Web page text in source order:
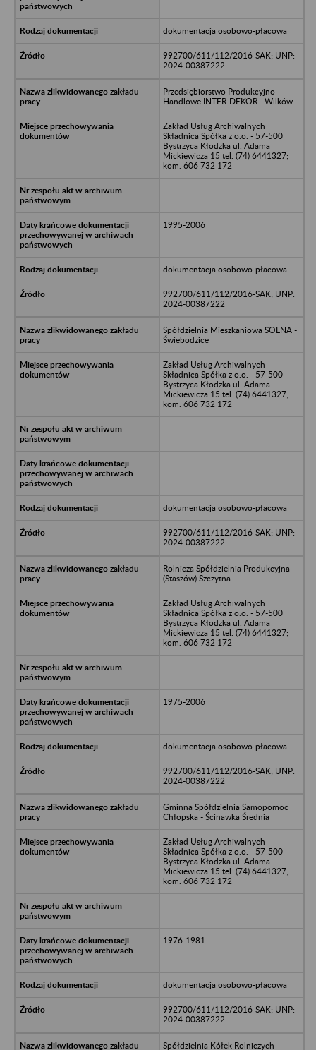
dokumentacja osobowo-płacowa
992700/611/112/2016-SAK; UNP:
2024-00387222
Przedsiębiorstwo Produkcyjno-
Handlowe INTER-DEKOR - Wilków
Zakład Usług Archiwalnych
Składnica Spółka z o.o. - 57-500
Bystrzyca Kłodzka ul. Adama
Mickiewicza 15 tel. (74) 6441327;
kom. 606 732 172
1995-2006
dokumentacja osobowo-płacowa
992700/611/112/2016-SAK; UNP:
2024-00387222
Spółdzielnia Mieszkaniowa SOLNA -
Świebodzice
Zakład Usług Archiwalnych
Składnica Spółka z o.o. - 57-500
Bystrzyca Kłodzka ul. Adama
Mickiewicza 15 tel. (74) 6441327;
kom. 606 732 172
dokumentacja osobowo-płacowa
992700/611/112/2016-SAK; UNP:
2024-00387222
Rolnicza Spółdzielnia Produkcyjna
(Staszów) Szczytna
Zakład Usług Archiwalnych
Składnica Spółka z o.o. - 57-500
Bystrzyca Kłodzka ul. Adama
Mickiewicza 15 tel. (74) 6441327;
kom. 606 732 172
1975-2006
dokumentacja osobowo-płacowa
992700/611/112/2016-SAK; UNP:
2024-00387222
Gminna Spółdzielnia Samopomoc
Chłopska - Ścinawka Średnia
Zakład Usług Archiwalnych
Składnica Spółka z o.o. - 57-500
Bystrzyca Kłodzka ul. Adama
Mickiewicza 15 tel. (74) 6441327;
kom. 606 732 172
1976-1981
dokumentacja osobowo-płacowa
992700/611/112/2016-SAK; UNP:
2024-00387222
Spółdzielnia Kółek Rolniczych